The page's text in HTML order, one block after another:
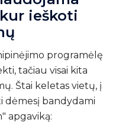
ieškoti
programėlę
tačiau visai kita
Štai keletas vietų, į
bandydami
apgaviką: